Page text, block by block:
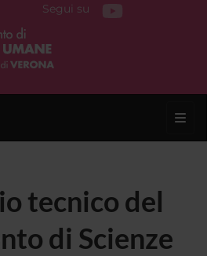
Segui su
tecnico del
di Scienze